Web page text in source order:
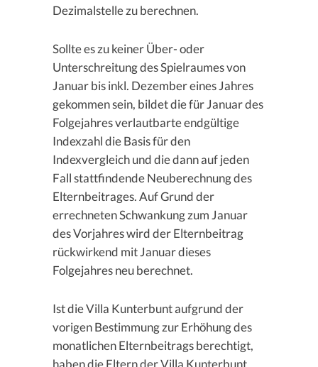
Dezimalstelle zu berechnen.
Sollte es zu keiner Über- oder
Unterschreitung des Spielraumes von
Januar bis inkl. Dezember eines Jahres
gekommen sein, bildet die für Januar des
Folgejahres verlautbarte endgültige
Indexzahl die Basis für den
Indexvergleich und die dann auf jeden
Fall stattfindende Neuberechnung des
Elternbeitrages. Auf Grund der
errechneten Schwankung zum Januar
des Vorjahres wird der Elternbeitrag
rückwirkend mit Januar dieses
Folgejahres neu berechnet.
Ist die Villa Kunterbunt aufgrund der
vorigen Bestimmung zur Erhöhung des
monatlichen Elternbeitrags berechtigt,
haben die Eltern der Villa Kunterbunt